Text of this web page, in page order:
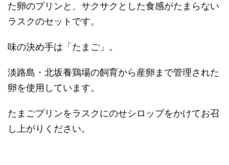
た卵のプリンと、サクサクとした食感がたまらない
ラスクのセットです。
味の決め手は「たまご」。
淡路島・北坂養鶏場の飼育から産卵まで管理された
卵を使用しています。
たまごプリンをラスクにのせシロップをかけてお召
し上がりください。